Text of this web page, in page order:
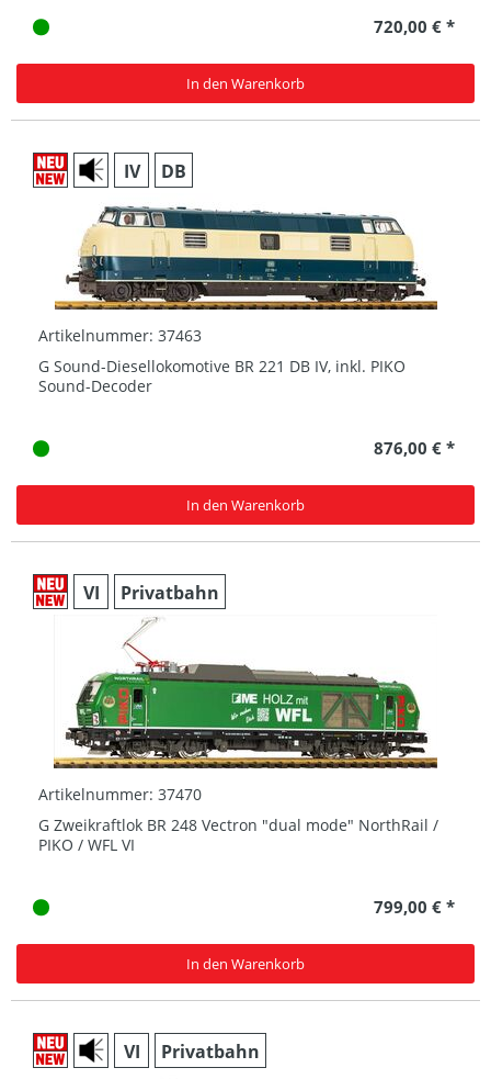
720,00 € *
In den Warenkorb
IV DB
Artikelnummer: 37463
G Sound-Diesellokomotive BR 221 DB IV, inkl. PIKO
Sound-Decoder
876,00 € *
In den Warenkorb
VI Privatbahn
Artikelnummer: 37470
G Zweikraftlok BR 248 Vectron "dual mode" NorthRail /
PIKO / WFL VI
799,00 € *
In den Warenkorb
VI Privatbahn